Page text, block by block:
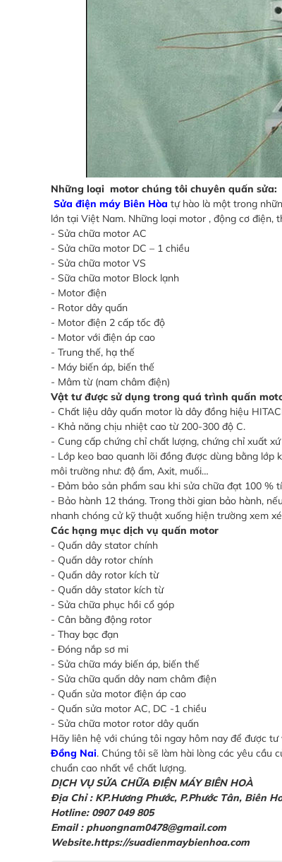
Những loại motor chúng tôi chuyên quấn sửa:
Sửa điện máy Biên Hòa tự hào là một trong
lớn tại Việt Nam. Những loại motor , động cơ
- Sửa chữa motor AC
- Sửa chữa motor DC – 1 chiều
- Sửa chữa motor VS
- Sữa chữa motor Block lạnh
- Motor điện
- Rotor dây quấn
- Motor điện 2 cấp tốc độ
- Motor với điện áp cao
- Trung thế, hạ thế
- Máy biến áp, biến thế
- Mâm từ (nam châm điện)
Vật tư được sử dụng trong quá trình quấn
- Chất liệu dây quấn motor là dây đồng hiệu
- Khả năng chịu nhiệt cao từ 200-300 độ C.
- Cung cấp chứng chỉ chất lượng, chứng chỉ xuất
- Lớp keo bao quanh lõi đồng được dùng bằng lớp
môi trường như: độ ẩm, Axit, muối…
- Đảm bảo sản phẩm sau khi sửa chữa đạt 100 %
- Bảo hành 12 tháng. Trong thời gian bảo hành,
nhanh chóng cử kỹ thuật xuống hiện trường xem
Các hạng mục dịch vụ quấn motor
- Quấn dây stator chính
- Quấn dây rotor chính
- Quấn dây rotor kích từ
- Quấn dây stator kích từ
- Sửa chữa phục hồi cổ góp
- Cân bằng động rotor
- Thay bạc đạn
- Đóng nắp sơ mi
- Sửa chữa máy biến áp, biến thế
- Sửa chữa quấn dây nam châm điện
- Quấn sửa motor điện áp cao
- Quấn sửa motor AC, DC -1 chiều
- Sửa chữa motor rotor dây quấn
Hãy liên hệ với chúng tôi ngay hôm nay để được
Đồng Nai. Chúng tôi sẽ làm hài lòng các yêu cầu
chuẩn cao nhất về chất lượng.
DỊCH VỤ SỬA CHỮA ĐIỆN MÁY BIÊN HOÀ
Địa Chỉ: KP.Hương Phước, P.Phước Tân, Biên
Hotline: 0907 049 805
Email : phuongnam0478@gmail.com
Website.https://suadienmaybienhoa.com